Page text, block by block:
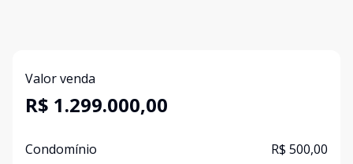
Valor venda
R$ 1.299.000,00
Condomínio R$ 500,00